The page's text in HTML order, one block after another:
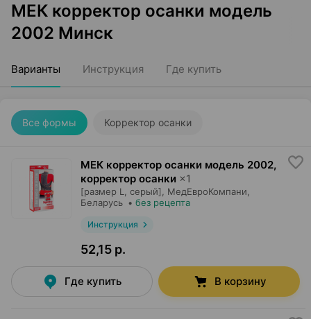
МЕК корректор осанки модель
2002 Минск
Варианты Инструкция Где купить
Все формы Корректор осанки
МЕК корректор осанки модель 2002,
корректор осанки ×1
[размер L, серый], МедЕвроКомпани
Беларусь • без рецепта
Инструкция
52,15 р.
Где купить В корзину